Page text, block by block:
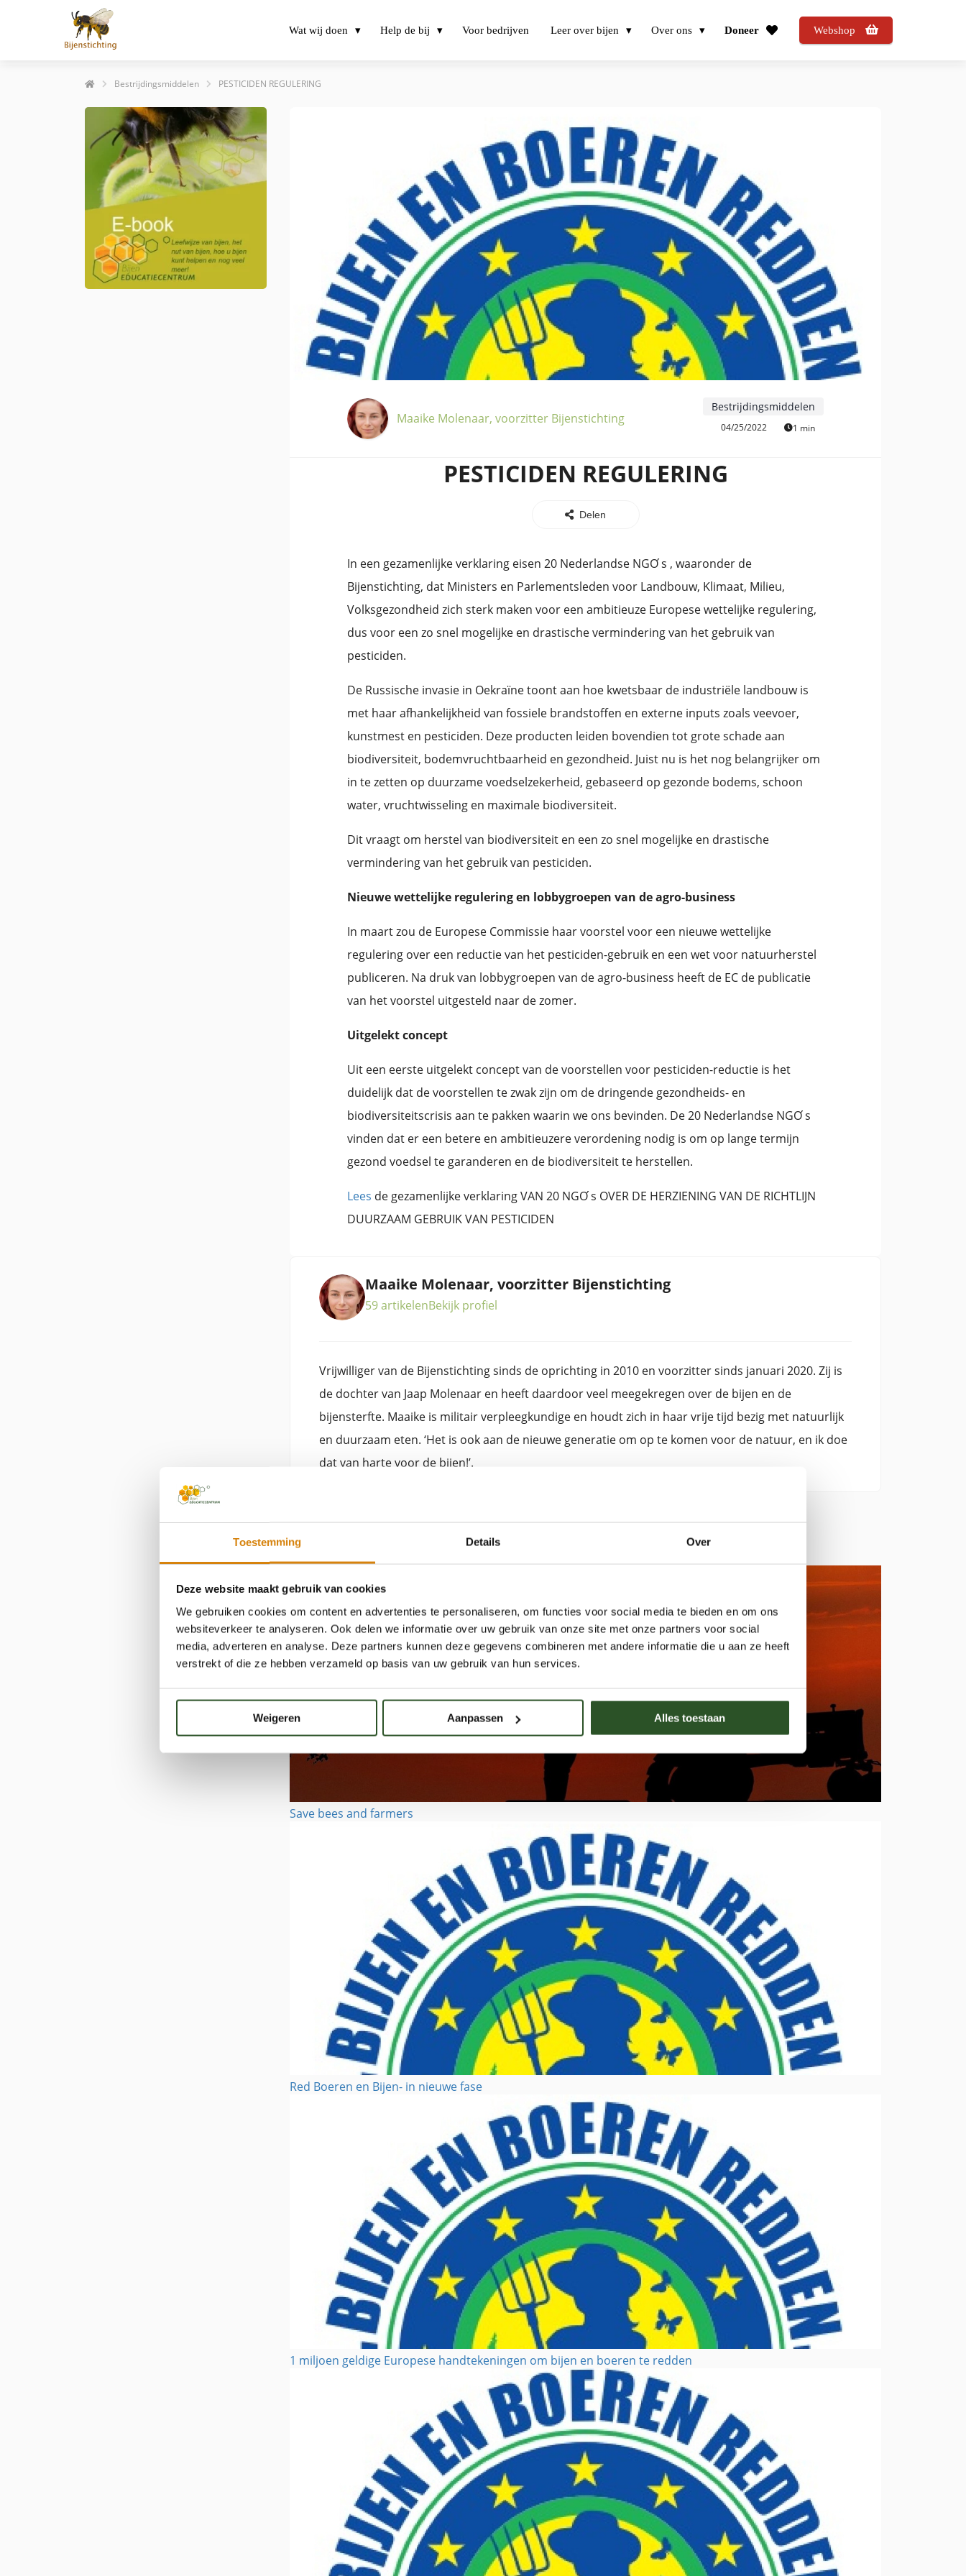
Toestemming Details Over
Deze website maakt gebruik van cookies
We gebruiken cookies om content en advertenties te personaliseren, om functies voor social media te bieden en om ons
websiteverkeer te analyseren. Ook delen we informatie over uw gebruik van onze site met onze partners voor social
media, adverteren en analyse. Deze partners kunnen deze gegevens combineren met andere informatie die u aan ze heeft
verstrekt of die ze hebben verzameld op basis van uw gebruik van hun services.
Weigeren Aanpassen Alles toestaan
Wat wij doen Help de bij Voor bedrijven Leer over bijen Over ons Doneer Webshop
Bestrijdingsmiddelen PESTICIDEN REGULERING
Maaike Molenaar, voorzitter Bijenstichting
Bestrijdingsmiddelen
04/25/2022 1 min
PESTICIDEN REGULERING
Delen
In een gezamenlijke verklaring eisen 20 Nederlandse NGO ́s , waaronder de
Bijenstichting, dat Ministers en Parlementsleden voor Landbouw, Klimaat, Milieu,
Volksgezondheid zich sterk maken voor een ambitieuze Europese wettelijke regulering,
dus voor een zo snel mogelijke en drastische vermindering van het gebruik van
pesticiden.
De Russische invasie in Oekraïne toont aan hoe kwetsbaar de industriële landbouw is
met haar afhankelijkheid van fossiele brandstoffen en externe inputs zoals veevoer,
kunstmest en pesticiden. Deze producten leiden bovendien tot grote schade aan
biodiversiteit, bodemvruchtbaarheid en gezondheid. Juist nu is het nog belangrijker om
in te zetten op duurzame voedselzekerheid, gebaseerd op gezonde bodems, schoon
water, vruchtwisseling en maximale biodiversiteit.
Dit vraagt om herstel van biodiversiteit en een zo snel mogelijke en drastische
vermindering van het gebruik van pesticiden.
Nieuwe wettelijke regulering en lobbygroepen van de agro-business
In maart zou de Europese Commissie haar voorstel voor een nieuwe wettelijke
regulering over een reductie van het pesticiden-gebruik en een wet voor natuurherstel
publiceren. Na druk van lobbygroepen van de agro-business heeft de EC de publicatie
van het voorstel uitgesteld naar de zomer.
Uitgelekt concept
Uit een eerste uitgelekt concept van de voorstellen voor pesticiden-reductie is het
duidelijk dat de voorstellen te zwak zijn om de dringende gezondheids- en
biodiversiteitscrisis aan te pakken waarin we ons bevinden. De 20 Nederlandse NGO ́s
vinden dat er een betere en ambitieuzere verordening nodig is om op lange termijn
gezond voedsel te garanderen en de biodiversiteit te herstellen.
Lees de gezamenlijke verklaring VAN 20 NGO ́s OVER DE HERZIENING VAN DE RICHTLIJN
DUURZAAM GEBRUIK VAN PESTICIDEN
Maaike Molenaar, voorzitter Bijenstichting
59 artikelenBekijk profiel
Vrijwilliger van de Bijenstichting sinds de oprichting in 2010 en voorzitter sinds januari 2020. Zij is
de dochter van Jaap Molenaar en heeft daardoor veel meegekregen over de bijen en de
bijensterfte. Maaike is militair verpleegkundige en houdt zich in haar vrije tijd bezig met natuurlijk
en duurzaam eten. ‘Het is ook aan de nieuwe generatie om op te komen voor de natuur, en ik doe
dat van harte voor de bijen!’.
Save bees and farmers
Red Boeren en Bijen- in nieuwe fase
1 miljoen geldige Europese handtekeningen om bijen en boeren te redden